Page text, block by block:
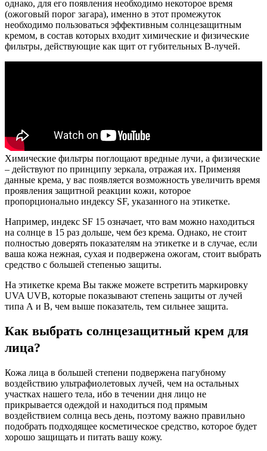
однако, для его появления необходимо некоторое время
(ожоговый порог загара), именно в этот промежуток
необходимо пользоваться эффективным солнцезащитным
кремом, в состав которых входит химические и физические
фильтры, действующие как щит от губительных В-лучей.
Химические фильтры поглощают вредные лучи, а физические
– действуют по принципу зеркала, отражая их. Применяя
данные крема, у вас появляется возможность увеличить время
проявления защитной реакции кожи, которое
пропорционально индексу SF, указанного на этикетке.
Например, индекс SF 15 означает, что вам можно находиться
на солнце в 15 раз дольше, чем без крема. Однако, не стоит
полностью доверять показателям на этикетке и в случае, если
ваша кожа нежная, сухая и подвержена ожогам, стоит выбрать
средство с большей степенью защиты.
На этикетке крема Вы также можете встретить маркировку
UVA UVB, которые показывают степень защиты от лучей
типа А и В, чем выше показатель, тем сильнее защита.
Как выбрать солнцезащитный крем для
лица?
Кожа лица в большей степени подвержена пагубному
воздействию ультрафиолетовых лучей, чем на остальных
участках нашего тела, ибо в течении дня лицо не
прикрывается одеждой и находиться под прямым
воздействием солнца весь день, поэтому важно правильно
подобрать подходящее косметическое средство, которое будет
хорошо защищать и питать вашу кожу.